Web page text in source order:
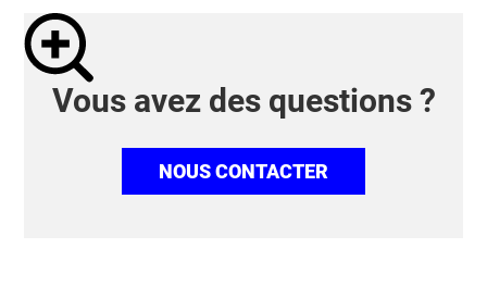
Vous avez des questions ?
NOUS CONTACTER